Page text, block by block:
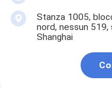
Stanza 1005,
nord, nessun
Shanghai